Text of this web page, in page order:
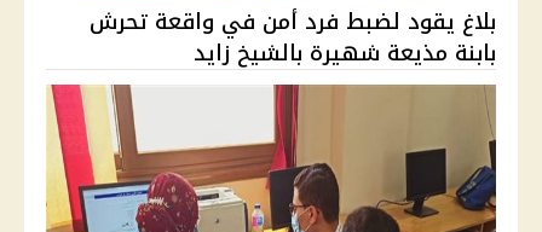
بلاغ يقود لضبط فرد أمن في واقعة تحرش
بابنة مذيعة شهيرة بالشيخ زايد